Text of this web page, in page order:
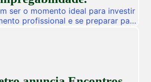
ser o momento ideal para investir
profissional e se preparar para
no mercado de trabalho.
a Unifametro Carreiras promoverá,
julho, o Impulsiona Carreiras, uma
especial de férias composta por
e gratuitos voltados para alunos,
e público interessado. […]